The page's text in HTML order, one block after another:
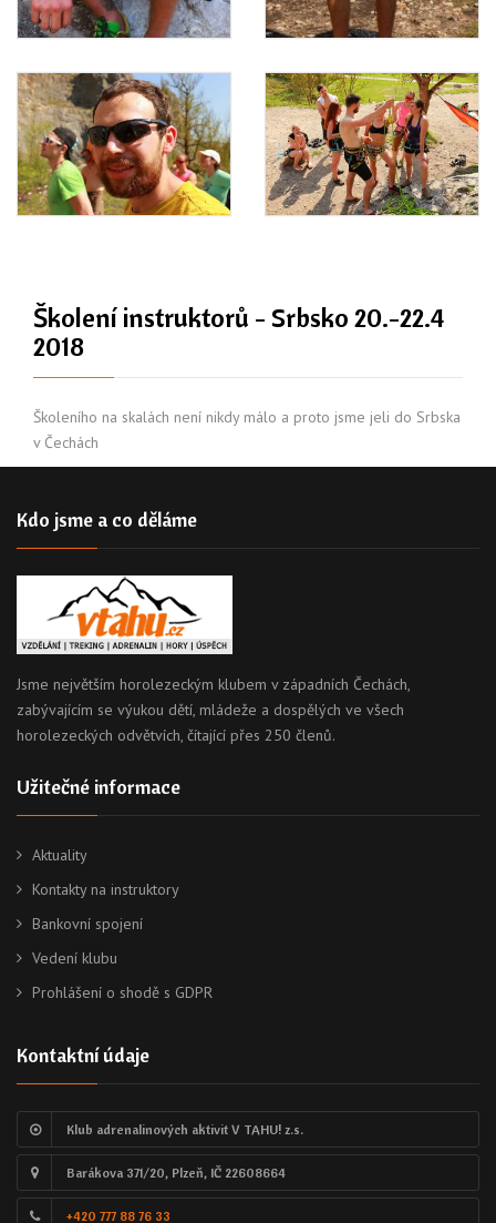
Školení instruktorů - Srbsko 20.-22.4
2018
Školeního na skalách není nikdy málo a proto jsme jeli do Srbska
v Čechách
Kdo jsme a co děláme
Jsme největším horolezeckým klubem v západních Čechách,
zabývajícím se výukou dětí, mládeže a dospělých ve všech
horolezeckých odvětvích, čítající přes 250 členů.
Užitečné informace
Aktuality
Kontakty na instruktory
Bankovní spojení
Vedení klubu
Prohlášení o shodě s GDPR
Kontaktní údaje
Klub adrenalinových aktivit V TAHU! z.s.
Barákova 371/20, Plzeň, IČ 22608664
+420 777 88 76 33